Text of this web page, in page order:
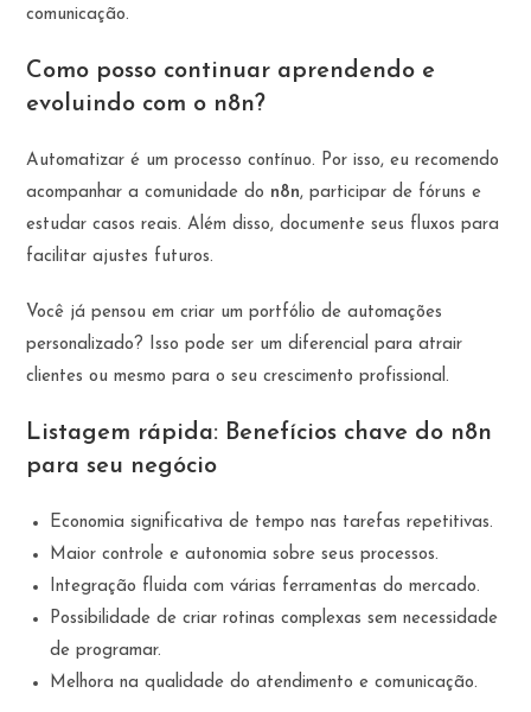
comunicação.
Como posso continuar aprendendo e
evoluindo com o n8n?
Automatizar é um processo contínuo. Por isso, eu recomendo
acompanhar a comunidade do n8n, participar de fóruns e
estudar casos reais. Além disso, documente seus fluxos para
facilitar ajustes futuros.
Você já pensou em criar um portfólio de automações
personalizado? Isso pode ser um diferencial para atrair
clientes ou mesmo para o seu crescimento profissional.
Listagem rápida: Benefícios chave do n8n
para seu negócio
Economia significativa de tempo nas tarefas repetitivas.
Maior controle e autonomia sobre seus processos.
Integração fluida com várias ferramentas do mercado.
Possibilidade de criar rotinas complexas sem necessidade
de programar.
Melhora na qualidade do atendimento e comunicação.